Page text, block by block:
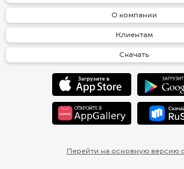
О компании
Клиентам
Скачать
Перейти на основную версию